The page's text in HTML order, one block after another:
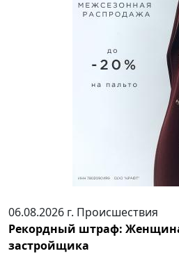
06.08.2026 г. Происшествия
Рекордный штраф:
застройщика